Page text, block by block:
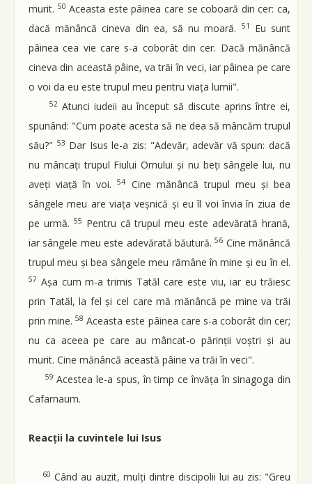
murit. 50 Aceasta este pâinea care se coboară din cer: ca,
dacă mănâncă cineva din ea, să nu moară.
51
Eu sunt
pâinea cea vie care s-a coborât din cer. Dacă mănâncă
cineva din această pâine, va trăi în veci, iar pâinea pe care
o voi da eu este trupul meu pentru viața lumii".
52 Atunci iudeii au început să discute aprins între ei,
spunând: "Cum poate acesta să ne dea să mâncăm trupul
său?" 53 Dar Isus le-a zis: "Adevăr, adevăr vă spun: dacă
nu mâncați trupul Fiului Omului și nu beți sângele lui, nu
aveți viață în voi.54
Cine mănâncă trupul meu și bea
sângele meu are viața veșnică și eu îl voi învia în ziua de
pe urmă. 55 Pentru că trupul meu este adevărată hrană,
iar sângele meu este adevărată băutură.56 Cine mănâncă
trupul meu și bea sângele meu rămâne în mine și eu în el.
57 Așa cum m-a trimis Tatăl care este viu, iar eu trăiesc
prin Tatăl, la fel și cel care mă mănâncă pe mine va trăi
prin mine.58 Aceasta este pâinea care s-a coborât din cer;
nu ca aceea pe care au mâncat-o părinții voștri și au
murit. Cine mănâncă această pâine va trăi în veci".
59 Acestea le-a spus, în timp ce învăța în sinagoga din
Cafarnaum.
Reacții la cuvintele lui Isus
60 Când au auzit, mulți dintre discipolii lui au zis: "Greu